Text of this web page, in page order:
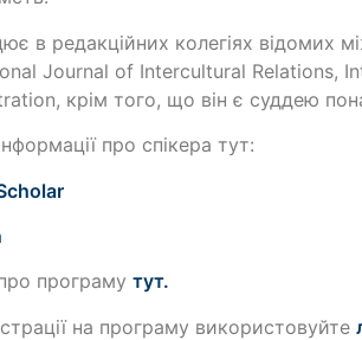
в редакційних колегіях відомих
Journal of Intercultural Relations,
крім того, що він є суддею
про спікера тут:
програмутут.
на програму використовуйте